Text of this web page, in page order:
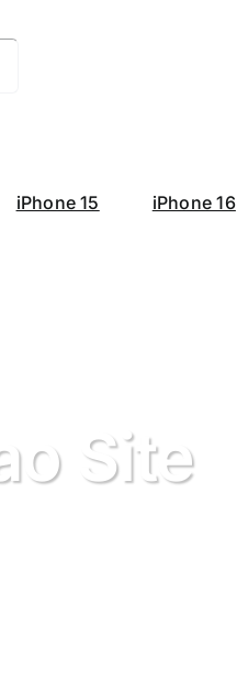
iPhone 15 iPhone 16
Site